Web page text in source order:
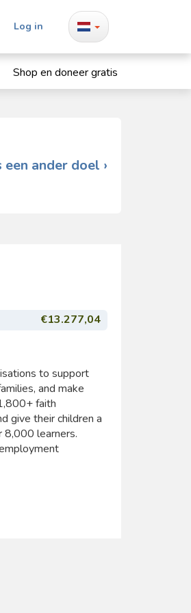
Log in
Shop en doneer gratis
een ander doel ›
€13.277,04
to support
and make
faith
give their children a
8,000 learners.